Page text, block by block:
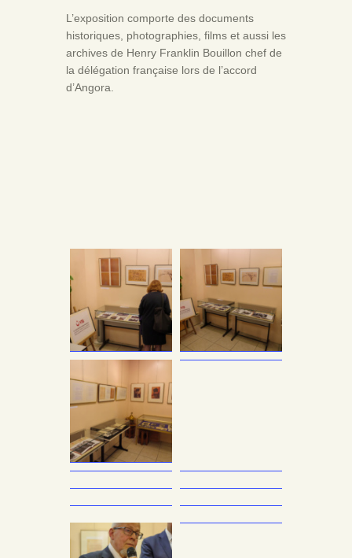
L’exposition comporte des documents
historiques, photographies, films et aussi les
archives de Henry Franklin Bouillon chef de
la délégation française lors de l’accord
d’Angora.